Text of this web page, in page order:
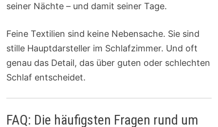
seiner Nächte – und damit seiner Tage.
Feine Textilien sind keine Nebensache. Sie sind
stille Hauptdarsteller im Schlafzimmer. Und oft
genau das Detail, das über guten oder schlechten
Schlaf entscheidet.
FAQ: Die häufigsten Fragen rund um